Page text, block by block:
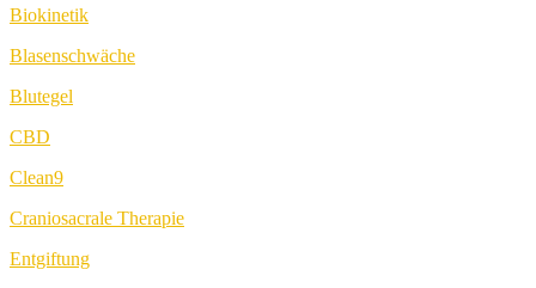
Biokinetik
Blasenschwäche
Blutegel
CBD
Clean9
Craniosacrale Therapie
Entgiftung